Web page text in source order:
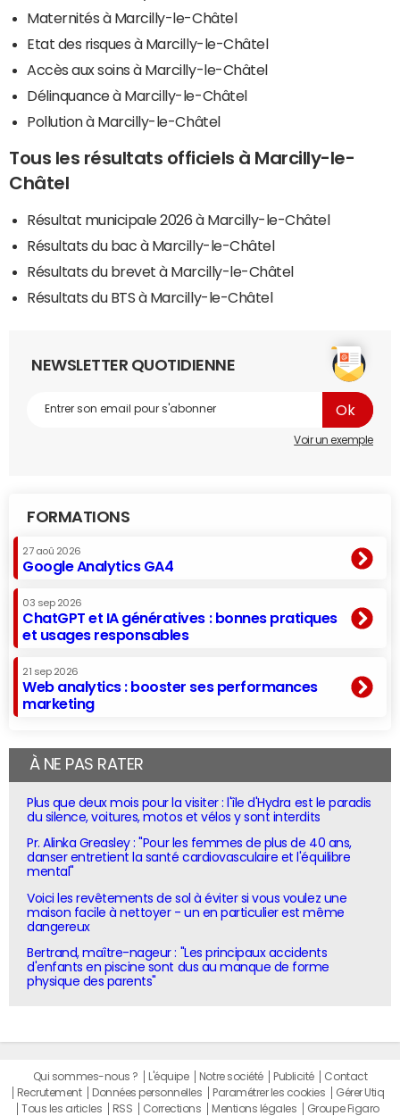
Maternités à Marcilly-le-Châtel
Etat des risques à Marcilly-le-Châtel
Accès aux soins à Marcilly-le-Châtel
Délinquance à Marcilly-le-Châtel
Pollution à Marcilly-le-Châtel
Tous les résultats officiels à Marcilly-le-
Châtel
Résultat municipale 2026 à Marcilly-le-Châtel
Résultats du bac à Marcilly-le-Châtel
Résultats du brevet à Marcilly-le-Châtel
Résultats du BTS à Marcilly-le-Châtel
NEWSLETTER QUOTIDIENNE
Voir un exemple
FORMATIONS
27 aoû 2026
Google Analytics GA4
03 sep 2026
ChatGPT et IA génératives : bonnes pratiques
et usages responsables
21 sep 2026
Web analytics : booster ses performances
marketing
À NE PAS RATER
Plus que deux mois pour la visiter : l'île d'Hydra est le paradis
du silence, voitures, motos et vélos y sont interdits
Pr. Alinka Greasley : "Pour les femmes de plus de 40 ans,
danser entretient la santé cardiovasculaire et l'équilibre
mental"
Voici les revêtements de sol à éviter si vous voulez une
maison facile à nettoyer - un en particulier est même
dangereux
Bertrand, maître-nageur : "Les principaux accidents
d'enfants en piscine sont dus au manque de forme
physique des parents"
Qui sommes-nous ? L'équipe Notre société Publicité
Contact
Recrutement
Données personnelles Paramétrer les cookies
Gérer Utiq
Tous les articles
RSS Corrections Mentions légales Groupe Figaro